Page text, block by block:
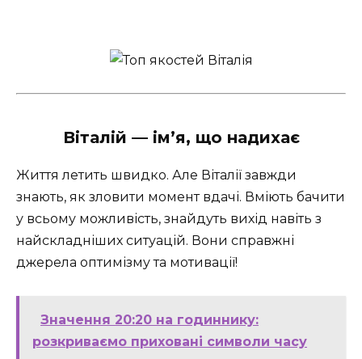
Віталій — ім’я, що надихає
Життя летить швидко. Але Віталії завжди
знають, як зловити момент вдачі. Вміють бачити
у всьому можливість, знайдуть вихід навіть з
найскладніших ситуацій. Вони справжні
джерела оптимізму та мотивації!
Значення 20:20 на годиннику:
розкриваємо приховані символи часу